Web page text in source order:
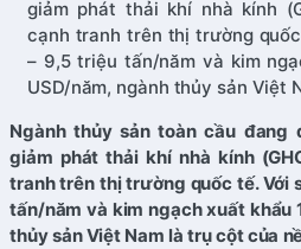
giảm phát thải khí nhà kính
cạnh tranh trên thị trường
– 9,5 triệu tấn/năm và kim
USD/năm, ngành thủy sản Việt
Ngành thủy sản toàn cầu
giảm phát thải khí nhà kính
tranh trên thị trường quốc tế. Với
tấn/năm và kim ngạch xuất khẩu
thủy sản Việt Nam là trụ cột của